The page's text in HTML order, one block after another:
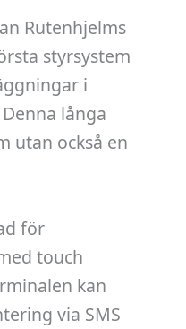
Rutenhjelms
styrsystem
i
långa
utan också en
för
touch
kan
via SMS